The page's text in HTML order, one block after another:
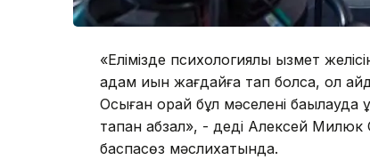
«Елімізде психологиялық қызмет
адам қиын жағдайға тап болса, ол
Осыған орай бұл мәселені
тапқан абзал», - деді Алексей
баспасөз мәслихатында.